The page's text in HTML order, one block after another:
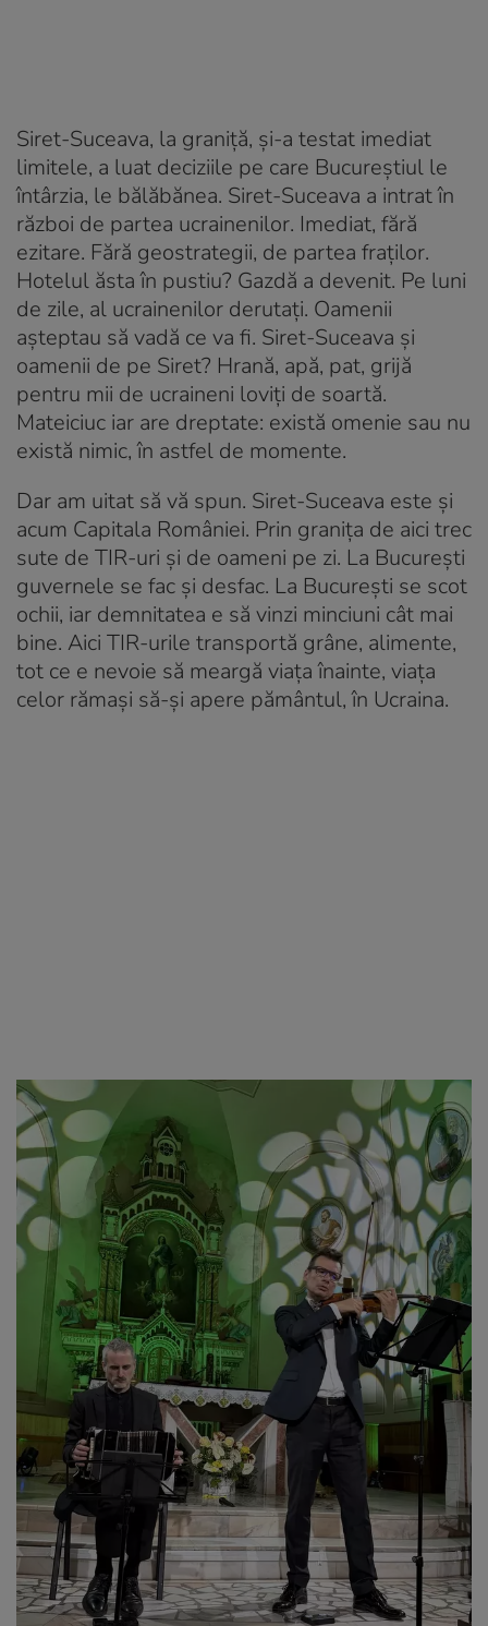
Siret-Suceava, la graniță, și-a testat imediat
limitele, a luat deciziile pe care Bucureștiul le
întârzia, le bălăbănea. Siret-Suceava a intrat în
război de partea ucrainenilor. Imediat, fără
ezitare. Fără geostrategii, de partea fraților.
Hotelul ăsta în pustiu? Gazdă a devenit. Pe luni
de zile, al ucrainenilor derutați. Oamenii
așteptau să vadă ce va fi. Siret-Suceava și
oamenii de pe Siret? Hrană, apă, pat, grijă
pentru mii de ucraineni loviți de soartă.
Mateiciuc iar are dreptate: există omenie sau nu
există nimic, în astfel de momente.
Dar am uitat să vă spun. Siret-Suceava este și
acum Capitala României. Prin granița de aici trec
sute de TIR-uri și de oameni pe zi. La București
guvernele se fac și desfac. La București se scot
ochii, iar demnitatea e să vinzi minciuni cât mai
bine. Aici TIR-urile transportă grâne, alimente,
tot ce e nevoie să meargă viața înainte, viața
celor rămași să-și apere pământul, în Ucraina.